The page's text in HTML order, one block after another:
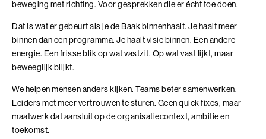
en strategie
Ontwikkel oordeelsvermogen in complexe
vraagstukken waar mens en technologie
samenkomen
Leer technologie verbinden aan de koers, inrichting
Voor leiders en strategische professionals die
richting geven aan een organisatiecontext die door
technologie verandert
4 modules in 7 dagen
Wij zoeken collega's
Kom jij ons team versterken?
Onze locaties
Bezoek ons in Noordwijk of Driebergen
beweging met richting. Voor gesprekken die er écht toe doen.
Dat is wat er gebeurt als je de Baak binnenhaalt. Je haalt meer
binnen dan een programma. Je haalt visie binnen. Een andere
energie. Een frisse blik op wat vastzit. Op wat vast lijkt, maar
beweeglijk blijkt.
We helpen mensen anders kijken. Teams beter samenwerken.
Leiders met meer vertrouwen te sturen. Geen quick fixes, maar
maatwerk dat aansluit op de organisatiecontext, ambitie en
toekomst.